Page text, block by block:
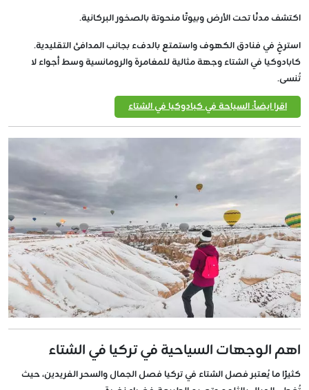
اكتشف مدنًا تحت الأرض وبيوتًا منحوتة بالصخور البركانية.
استرخِ في فنادق الكهوف واستمتع بالدفء بجانب المدافئ التقليدية.
كابادوكيا في الشتاء وجهة مثالية للمغامرة والرومانسية وسط أجواء لا
تُنسى.
اقرا ايضاً: السياحة في كبادوكيا في الشتاء
اهم الوجهات السياحية في تركيا في الشتاء
كثيرًا ما يُعتبر فصل الشتاء في تركيا فصل الجمال والسحر الفريدين، حيث